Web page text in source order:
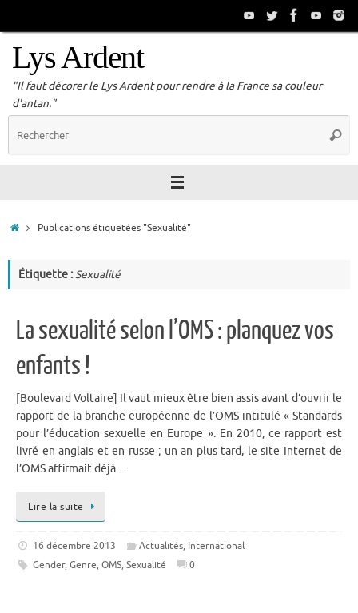
Lys Ardent
"Il faut décorer le Lys Ardent pour rendre à la France sa couleur
d'antan."
AccueilPublications étiquetées "Sexualité"
Étiquette :Sexualité
La sexualité selon l’OMS : planquez vos
enfants !
[Boulevard Voltaire] Il vaut mieux être bien assis avant d’ouvrir le
rapport de la branche européenne de l’OMS intitulé « Standards
pour l’éducation sexuelle en Europe ». En 2010, ce rapport est
livré en anglais et en russe ; un an plus tard, le site Internet de
l’OMS affirmait déjà…
Lire la suite
16 décembre 2013 Actualités, International
Gender, Genre, OMS, Sexualité 0